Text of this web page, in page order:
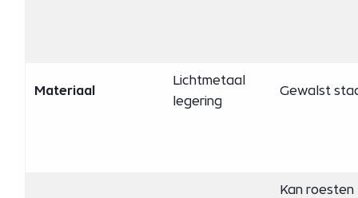
Materiaal
Lichtmetaal
legering
Gewalst
Kan roesten